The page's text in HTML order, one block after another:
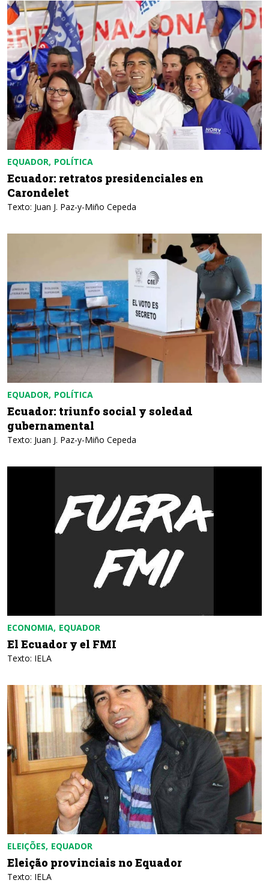
EQUADOR POLÍTICA
Ecuador: retratos presidenciales en
Carondelet
Texto: Juan J. Paz-y-Miño Cepeda
EQUADOR POLÍTICA
Ecuador: triunfo social y soledad
gubernamental
Texto: Juan J. Paz-y-Miño Cepeda
ECONOMIA EQUADOR
El Ecuador y el FMI
Texto: IELA
ELEIÇÕES EQUADOR
Eleição provinciais no Equador
Texto: IELA